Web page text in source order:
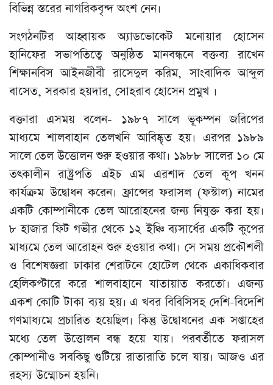
বিভিন্ন স্তরের নাগরিকবৃন্দ অংশ নেন।
সংগঠনটির আহ্বায়ক অ্যাডভোকেট মনোয়ার হোসেন
হানিফের সভাপতিত্বে অনুষ্ঠিত মানবন্ধনে বক্তব্য রাখেন
শিক্ষানবিস আইনজীবী রাসেদুল করিম, সাংবাদিক আব্দুল
বাসেত, সরকার হয়দার, সোহরাব হোসেন প্রমুখ ।
বক্তারা এসময় বলেন- ১৯৮৭ সালে ভূকম্পন জরিপের
মাধ্যমে শালবাহান তেলখনি আবিষ্কৃত হয়। এরপর ১৯৮৯
সালে তেল উত্তোলন শুরু হওয়ার কথা। ১৯৮৮ সালের ১০ মে
তৎকালীন রাষ্ট্রপতি এইচ এম এরশাদ তেল কূপ খনন
কার্যক্রম উদ্বোধন করেন। ফ্রান্সের ফরাসল (ফস্টাল) নামের
একটি কোম্পানীকে তেল আরোহনের জন্য নিযুক্ত করা হয়।
৮ হাজার ফিট গভীর থেকে ১২ ইঞ্চি ব্যসার্ধের একটি কুপের
মাধ্যমে তেল আরোহন শুরু হওয়ার কথা। সে সময় প্রকৌশলী
ও বিশেষজ্ঞরা ঢাকার শেরাটনে হোটেল থেকে একাধিকবার
হেলিকপ্টারে করে শালবাহানে যাতায়াত করতো। এজন্য
একশ কোটি টাকা ব্যয় হয়। এ খবর বিবিসিসহ দেশি-বিদেশি
গণমাধ্যমে প্রচারিত হয়েছিল। কিন্তু উদ্বোধনের এক সপ্তাহের
মধ্যে তেল উত্তোলন বন্ধ হয়ে যায়। পরবর্তীতে ফরাসল
কোম্পানীও সবকিছু গুটিয়ে রাতারাতি চলে যায়। আজও এর
রহস্য উম্মোচন হয়নি।